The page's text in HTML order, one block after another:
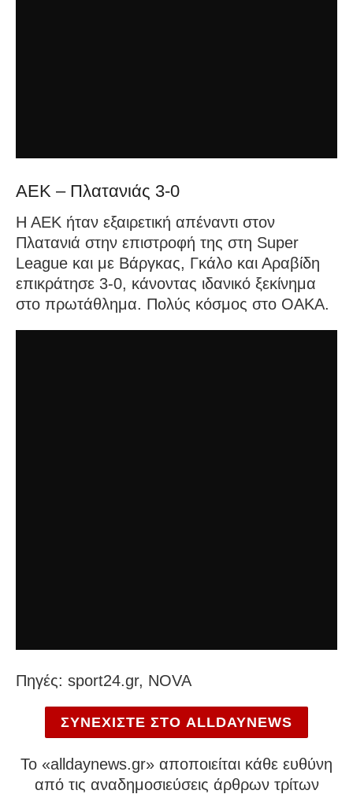
ΑΕΚ – Πλατανιάς 3-0
Η ΑΕΚ ήταν εξαιρετική απέναντι στον
Πλατανιά στην επιστροφή της στη Super
League και με Βάργκας, Γκάλο και Αραβίδη
επικράτησε 3-0, κάνοντας ιδανικό ξεκίνημα
στο πρωτάθλημα. Πολύς κόσμος στο ΟΑΚΑ.
Πηγές: sport24.gr, NOVA
ΣΥΝΕΧΙΣΤΕ ΣΤΟ ALLDAYNEWS
To «alldaynews.gr» αποποιείται κάθε ευθύνη
από τις αναδημοσιεύσεις άρθρων τρίτων